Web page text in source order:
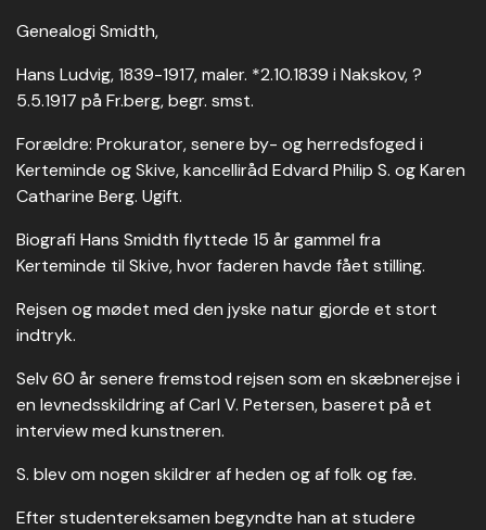
Genealogi Smidth,
Hans Ludvig, 1839-1917, maler. *2.10.1839 i Nakskov, ?
5.5.1917 på Fr.berg, begr. smst.
Forældre: Prokurator, senere by- og herredsfoged i
Kerteminde og Skive, kancelliråd Edvard Philip S. og Karen
Catharine Berg. Ugift.
Biografi Hans Smidth flyttede 15 år gammel fra
Kerteminde til Skive, hvor faderen havde fået stilling.
Rejsen og mødet med den jyske natur gjorde et stort
indtryk.
Selv 60 år senere fremstod rejsen som en skæbnerejse i
en levnedsskildring af Carl V. Petersen, baseret på et
interview med kunstneren.
S. blev om nogen skildrer af heden og af folk og fæ.
Efter studentereksamen begyndte han at studere